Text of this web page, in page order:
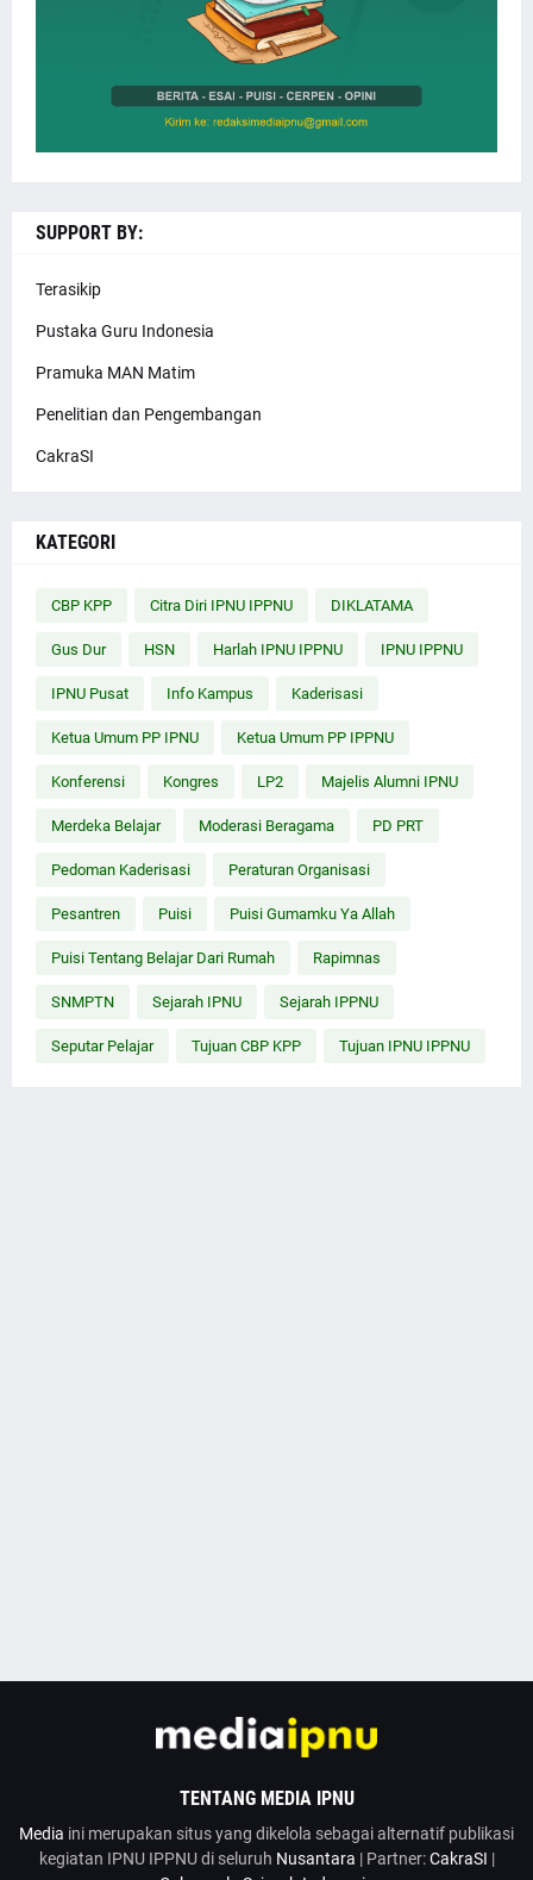
SUPPORT BY:
Terasikip
Pustaka Guru Indonesia
Pramuka MAN Matim
Penelitian dan Pengembangan
CakraSI
KATEGORI
CBP KPP Citra Diri IPNU IPPNU DIKLATAMA
Gus Dur HSN Harlah IPNU IPPNU IPNU IPPNU
IPNU Pusat Info Kampus Kaderisasi
Ketua Umum PP IPNU Ketua Umum PP IPPNU
Konferensi Kongres LP2 Majelis Alumni IPNU
Merdeka Belajar Moderasi Beragama PD PRT
Pedoman Kaderisasi Peraturan Organisasi
Pesantren Puisi Puisi Gumamku Ya Allah
Puisi Tentang Belajar Dari Rumah Rapimnas
SNMPTN Sejarah IPNU Sejarah IPPNU
Seputar Pelajar Tujuan CBP KPP Tujuan IPNU IPPNU
TENTANG MEDIA IPNU
Media ini merupakan situs yang dikelola sebagai alternatif publikasi
kegiatan IPNU IPPNU di seluruh Nusantara | Partner:CakraSI |